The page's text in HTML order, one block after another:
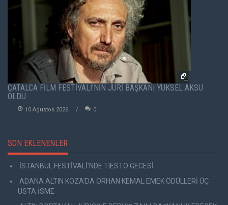
ÇATALCA FİLM FESTİVALİ’NİN JÜRİ BAŞKANI YÜKSEL AKSU
OLDU
10 Agustos 2026 0
SON EKLENENLER
İSTANBUL FESTİVALİ’NDE TIËSTO GECESİ
ADANA ALTIN KOZA'DA ORHAN KEMAL EMEK ÖDÜLLERİ ÜÇ
USTA İSME